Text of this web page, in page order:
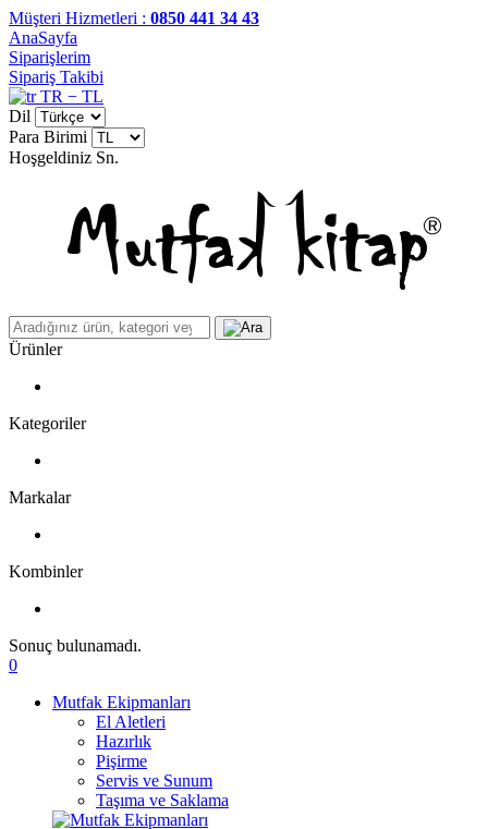
Müşteri Hizmetleri : 0850 441 34 43
AnaSayfa
Siparişlerim
Sipariş Takibi
TR − TL
Dil
Para Birimi
Hoşgeldiniz Sn.
Ürünler
Kategoriler
Markalar
Kombinler
Sonuç bulunamadı.
0
Mutfak Ekipmanları
El Aletleri
Hazırlık
Pişirme
Servis ve Sunum
Taşıma ve Saklama